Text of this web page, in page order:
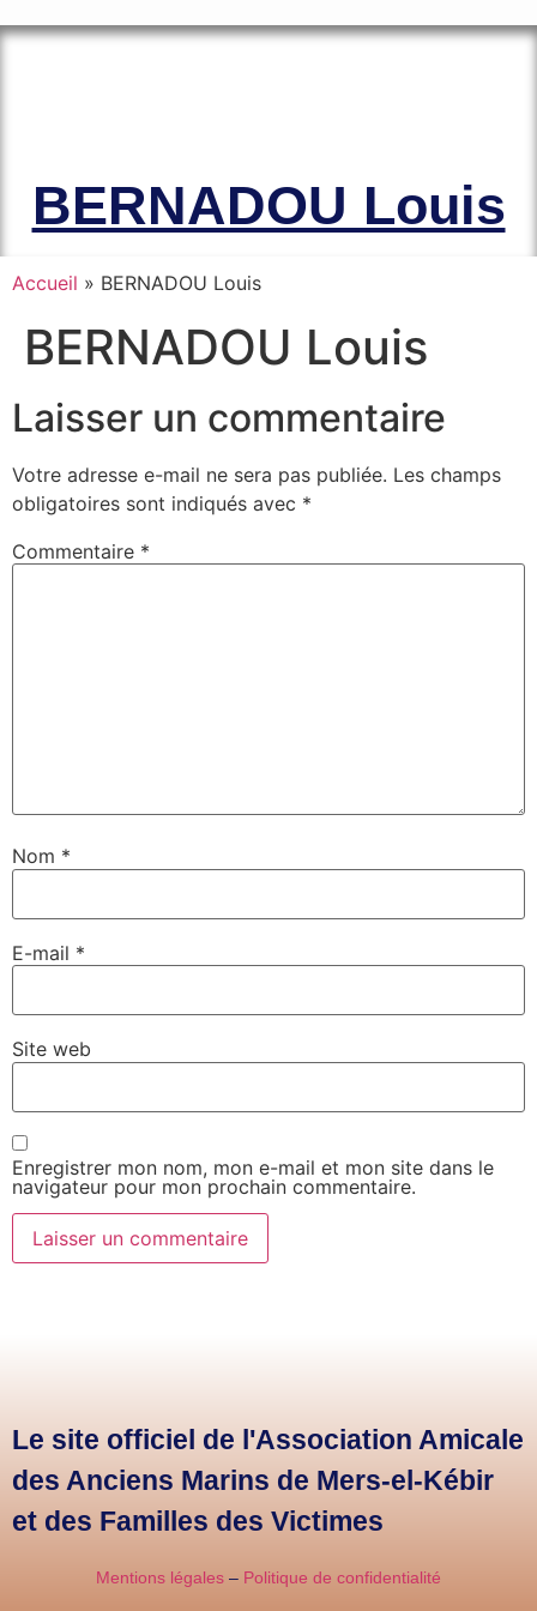
BERNADOU Louis
Accueil » BERNADOU Louis
BERNADOU Louis
Laisser un commentaire
Votre adresse e-mail ne sera pas publiée. Les champs
obligatoires sont indiqués avec *
Commentaire *
Nom *
E-mail *
Site web
Enregistrer mon nom, mon e-mail et mon site dans le
navigateur pour mon prochain commentaire.
Le site officiel de l'Association Amicale
des Anciens Marins de Mers-el-Kébir
et des Familles des Victimes
Mentions légales – Politique de confidentialité